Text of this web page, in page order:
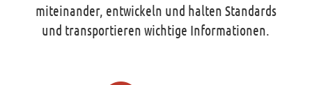
miteinander, entwickeln und halten Standards
und transportieren wichtige Informationen.